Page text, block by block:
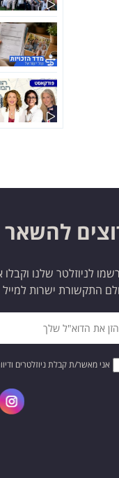
להשאר
לניוזלטר שלנו
התקשורת ישרות למייל
אני מאשר/ת קבלת ניוזלטרים